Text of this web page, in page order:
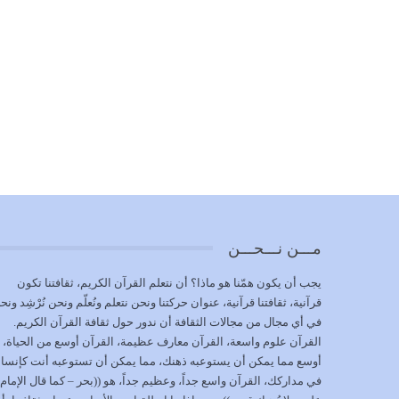
مـــن نـــحـــن
يجب أن يكون همّنا هو ماذا؟ أن نتعلم القرآن الكريم، ثقافتنا تكون
قرآنية، ثقافتنا قرآنية، عنوان حركتنا ونحن نتعلم ونُعلّم ونحن نُرْشِد
في أي مجال من مجالات الثقافة أن ندور حول ثقافة القرآن الكريم.
القرآن علوم واسعة، القرآن معارف عظيمة، القرآن أوسع من الحياة،
أوسع مما يمكن أن يستوعبه ذهنك، مما يمكن أن تستوعبه أنت
في مداركك، القرآن واسع جداً، وعظيم جداً، هو ((بحر – كما قال الإمام